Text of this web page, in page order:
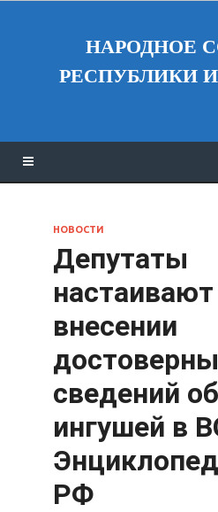
НАРОДНОЕ
РЕСПУБЛИКИ
НОВОСТИ
Депутаты
внесении
сведений
ингушей в
РФ